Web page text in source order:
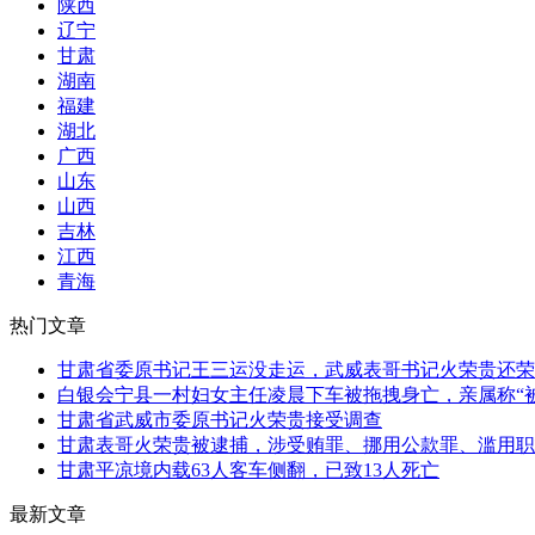
陕西
辽宁
甘肃
湖南
福建
湖北
广西
山东
山西
吉林
江西
青海
热门文章
甘肃省委原书记王三运没走运，武威表哥书记火荣贵还荣
白银会宁县一村妇女主任凌晨下车被拖拽身亡，亲属称“
甘肃省武威市委原书记火荣贵接受调查
甘肃表哥火荣贵被逮捕，涉受贿罪、挪用公款罪、滥用
甘肃平凉境内载63人客车侧翻，已致13人死亡
最新文章